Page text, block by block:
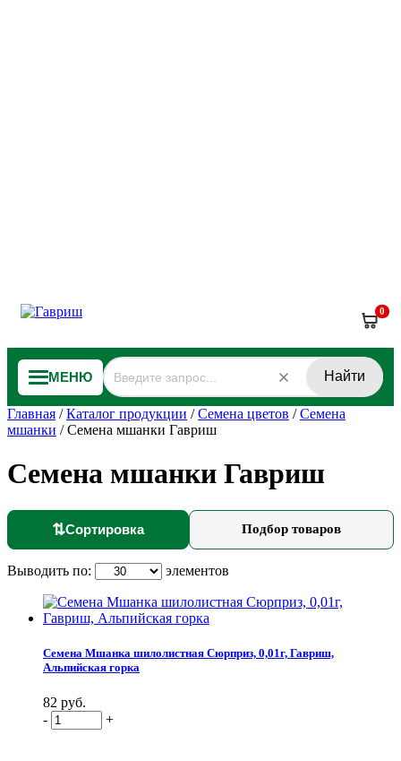
0
МЕНЮ Найти
Главная /Каталог продукции /Семена цветов /Семена
мшанки /Семена мшанки Гавриш
Семена мшанки Гавриш
⇅Сортировка Подбор товаров
Выводить по: элементов
Семена Мшанка шилолистная Сюрприз, 0,01г, Гавриш,
Альпийская горка
82 руб.
-
+